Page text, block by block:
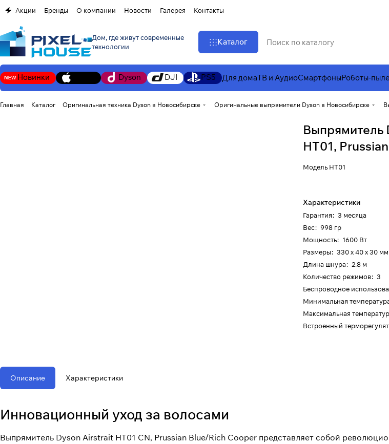
Акции Бренды О компании Новости Галерея Контакты
Дом, где живут современные
технологии
Каталог
Новинки Dyson DJI PS5 Для домаТВ и АудиоСмартфоныРоботы-
Главная Каталог Оригинальная техника Dyson в Новосибирске Оригинальные выпрямители Dyson в Новосибирске
Выпрямитель
HT01,
МодельHT01
Характеристики
Гарантия: 3 месяца
Вес: 998 гр
Мощность: 1600 Вт
Размеры: 330 х 40 х 30 мм
Длина шнура: 2.8 м
Количество режимов: 3
Беспроводное
Минимальная
Максимальная
Встроенный
Описание Характеристики
Инновационный уход за волосами
Выпрямитель Dyson Airstrait HT01 CN, Prussian Blue/Rich Cooper представляет собой